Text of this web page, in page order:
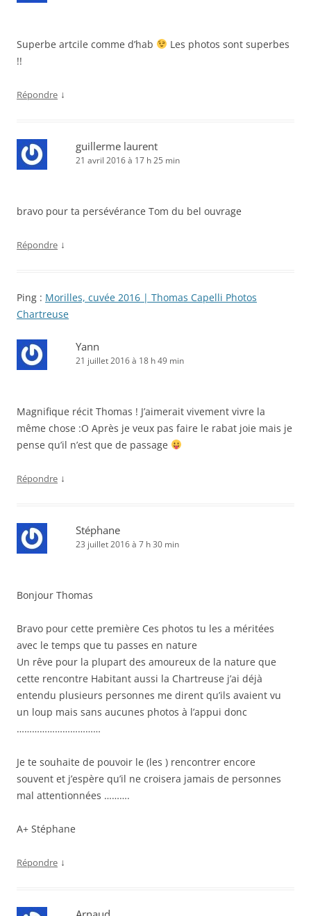
Superbe artcile comme d’hab
Les photos sont superbes
!!
Répondre ↓
guillerme laurent
21 avril 2016 à 17 h 25 min
bravo pour ta persévérance Tom du bel ouvrage
Répondre ↓
Ping : Morilles, cuvée 2016 | Thomas Capelli Photos
Chartreuse
Yann
21 juillet 2016 à 18 h 49 min
Magnifique récit Thomas ! J’aimerait vivement vivre la
même chose :O Après je veux pas faire le rabat joie mais je
pense qu’il n’est que de passage
Répondre ↓
Stéphane
23 juillet 2016 à 7 h 30 min
Bonjour Thomas
Bravo pour cette première Ces photos tu les a méritées
avec le temps que tu passes en nature
Un rêve pour la plupart des amoureux de la nature que
cette rencontre Habitant aussi la Chartreuse j’ai déjà
entendu plusieurs personnes me dirent qu’ils avaient vu
un loup mais sans aucunes photos à l’appui donc
……………………………
Je te souhaite de pouvoir le (les ) rencontrer encore
souvent et j’espère qu’il ne croisera jamais de personnes
mal attentionnées ……….
A+ Stéphane
Répondre ↓